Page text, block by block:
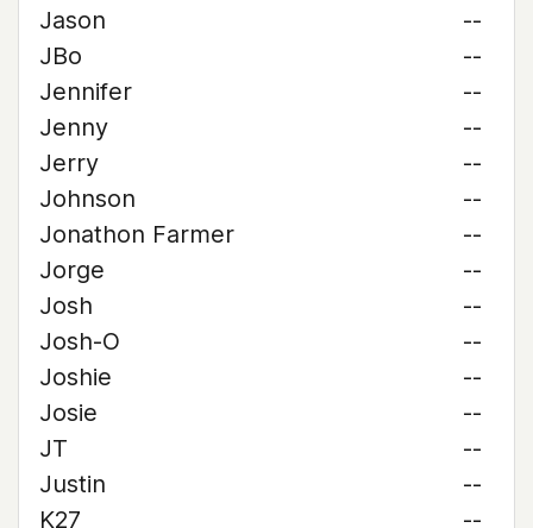
Jason
--
JBo
--
Jennifer
--
Jenny
--
Jerry
--
Johnson
--
Jonathon Farmer
--
Jorge
--
Josh
--
Josh-O
--
Joshie
--
Josie
--
JT
--
Justin
--
K27
--